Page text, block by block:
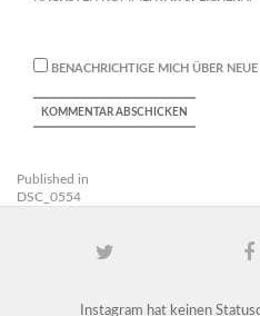
BENACHRICHTIGE MICH ÜBER
Published in
DSC_0554
Instagram hat keinen